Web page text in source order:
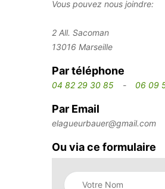
Vous pouvez nous joindre:
2 All. Sacoman
13016 Marseille
Par téléphone
04 82 29 30 85 - 06 09
Par Email
elagueurbauer@gmail.com
Ou via ce formulaire